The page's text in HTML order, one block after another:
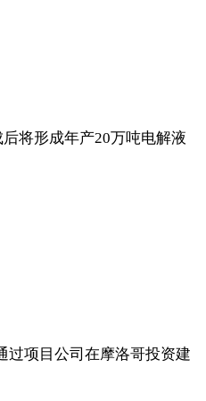
将形成年产20万吨电解液
过项目公司在摩洛哥投资建